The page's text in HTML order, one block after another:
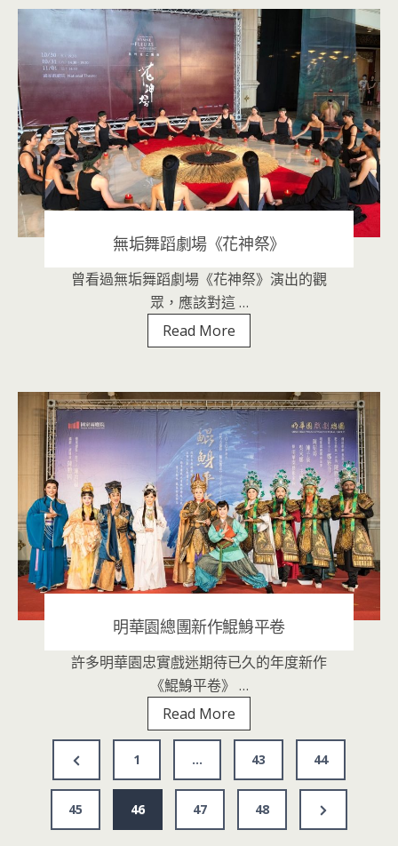
藝
術
節
將
登
場
無垢舞蹈劇場《花神祭》
2020 年 8 月 6 日 | 音樂表演
曾看過無垢舞蹈劇場《花神祭》演出的觀
眾，應該對這 …
Read More
垢
蹈
劇
場
《花
神
祭》
明華園總團新作鯤鯓平卷
2020 年 7 月 21 日 | 音樂表演
許多明華園忠實戲迷期待已久的年度新作
《鯤鯓平卷》 …
Read More
華
總
新
Previous
Page
1 … 43 44
45 46 47 48
Next
Page